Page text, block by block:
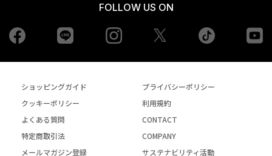
FOLLOW US ON
Facebook Instagram tiktok
ショッピングガイド
プライバシーポリシー
クッキーポリシー
利用規約
よくある質問
CONTACT
特定商取引法
COMPANY
メールマガジン登録
サステナビリティ活動